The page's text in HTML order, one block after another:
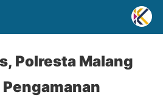
Polresta Malang